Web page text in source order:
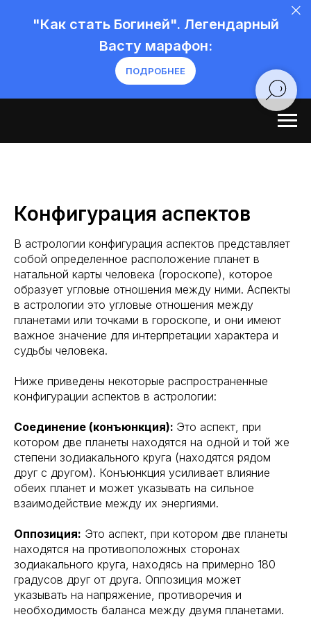
"Как стать Богиней". Легендарный
Васту марафон:
ПОДРОБНЕЕ
Конфигурация аспектов
В астрологии конфигурация аспектов представляет
собой определенное расположение планет в
натальной карты человека (гороскопе), которое
образует угловые отношения между ними. Аспекты
в астрологии это угловые отношения между
планетами или точками в гороскопе, и они имеют
важное значение для интерпретации характера и
судьбы человека.
Ниже приведены некоторые распространенные
конфигурации аспектов в астрологии:
Соединение (конъюнкция): Это аспект, при
котором две планеты находятся на одной и той же
степени зодиакального круга (находятся рядом
друг с другом). Конъюнкция усиливает влияние
обеих планет и может указывать на сильное
взаимодействие между их энергиями.
Оппозиция: Это аспект, при котором две планеты
находятся на противоположных сторонах
зодиакального круга, находясь на примерно 180
градусов друг от друга. Оппозиция может
указывать на напряжение, противоречия и
необходимость баланса между двумя планетами.